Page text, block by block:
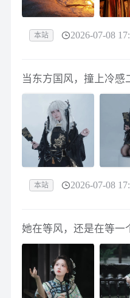
本站 2026-07-08
当东方国风，撞上冷感
本站 2026-07-08
她在等风，还是在等一